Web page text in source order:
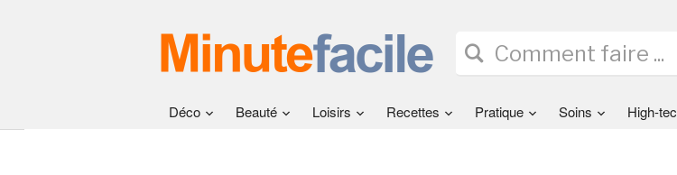
Déco Beauté Loisirs Recettes Pratique Soins High-